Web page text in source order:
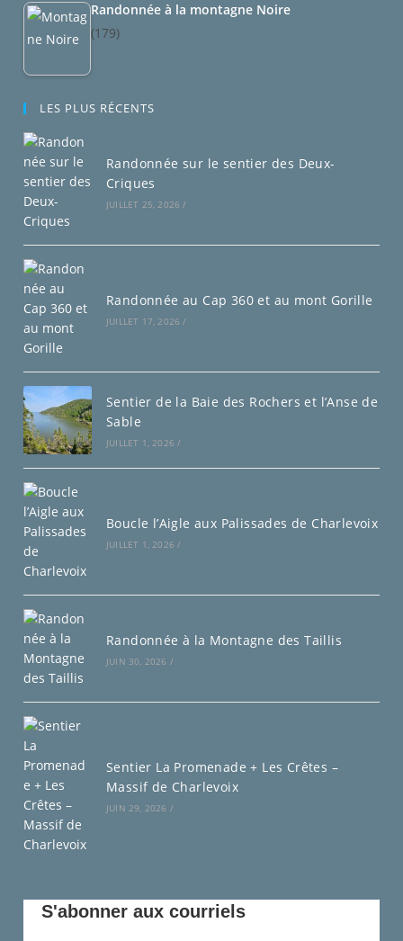
Randonnée à la montagne Noire
(179)
LES PLUS RÉCENTS
Randonnée sur le sentier des Deux-
Criques
JUILLET 25, 2026 /
Randonnée au Cap 360 et au mont Gorille
JUILLET 17, 2026 /
Sentier de la Baie des Rochers et l’Anse de
Sable
JUILLET 1, 2026 /
Boucle l’Aigle aux Palissades de Charlevoix
JUILLET 1, 2026 /
Randonnée à la Montagne des Taillis
JUIN 30, 2026 /
Sentier La Promenade + Les Crêtes –
Massif de Charlevoix
JUIN 29, 2026 /
S'abonner aux courriels